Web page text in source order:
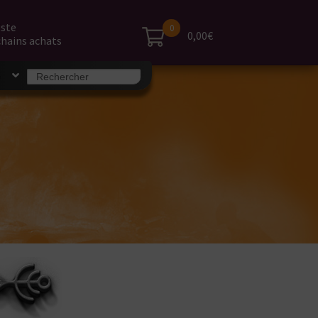
achats
Search
for:
0
0,00€